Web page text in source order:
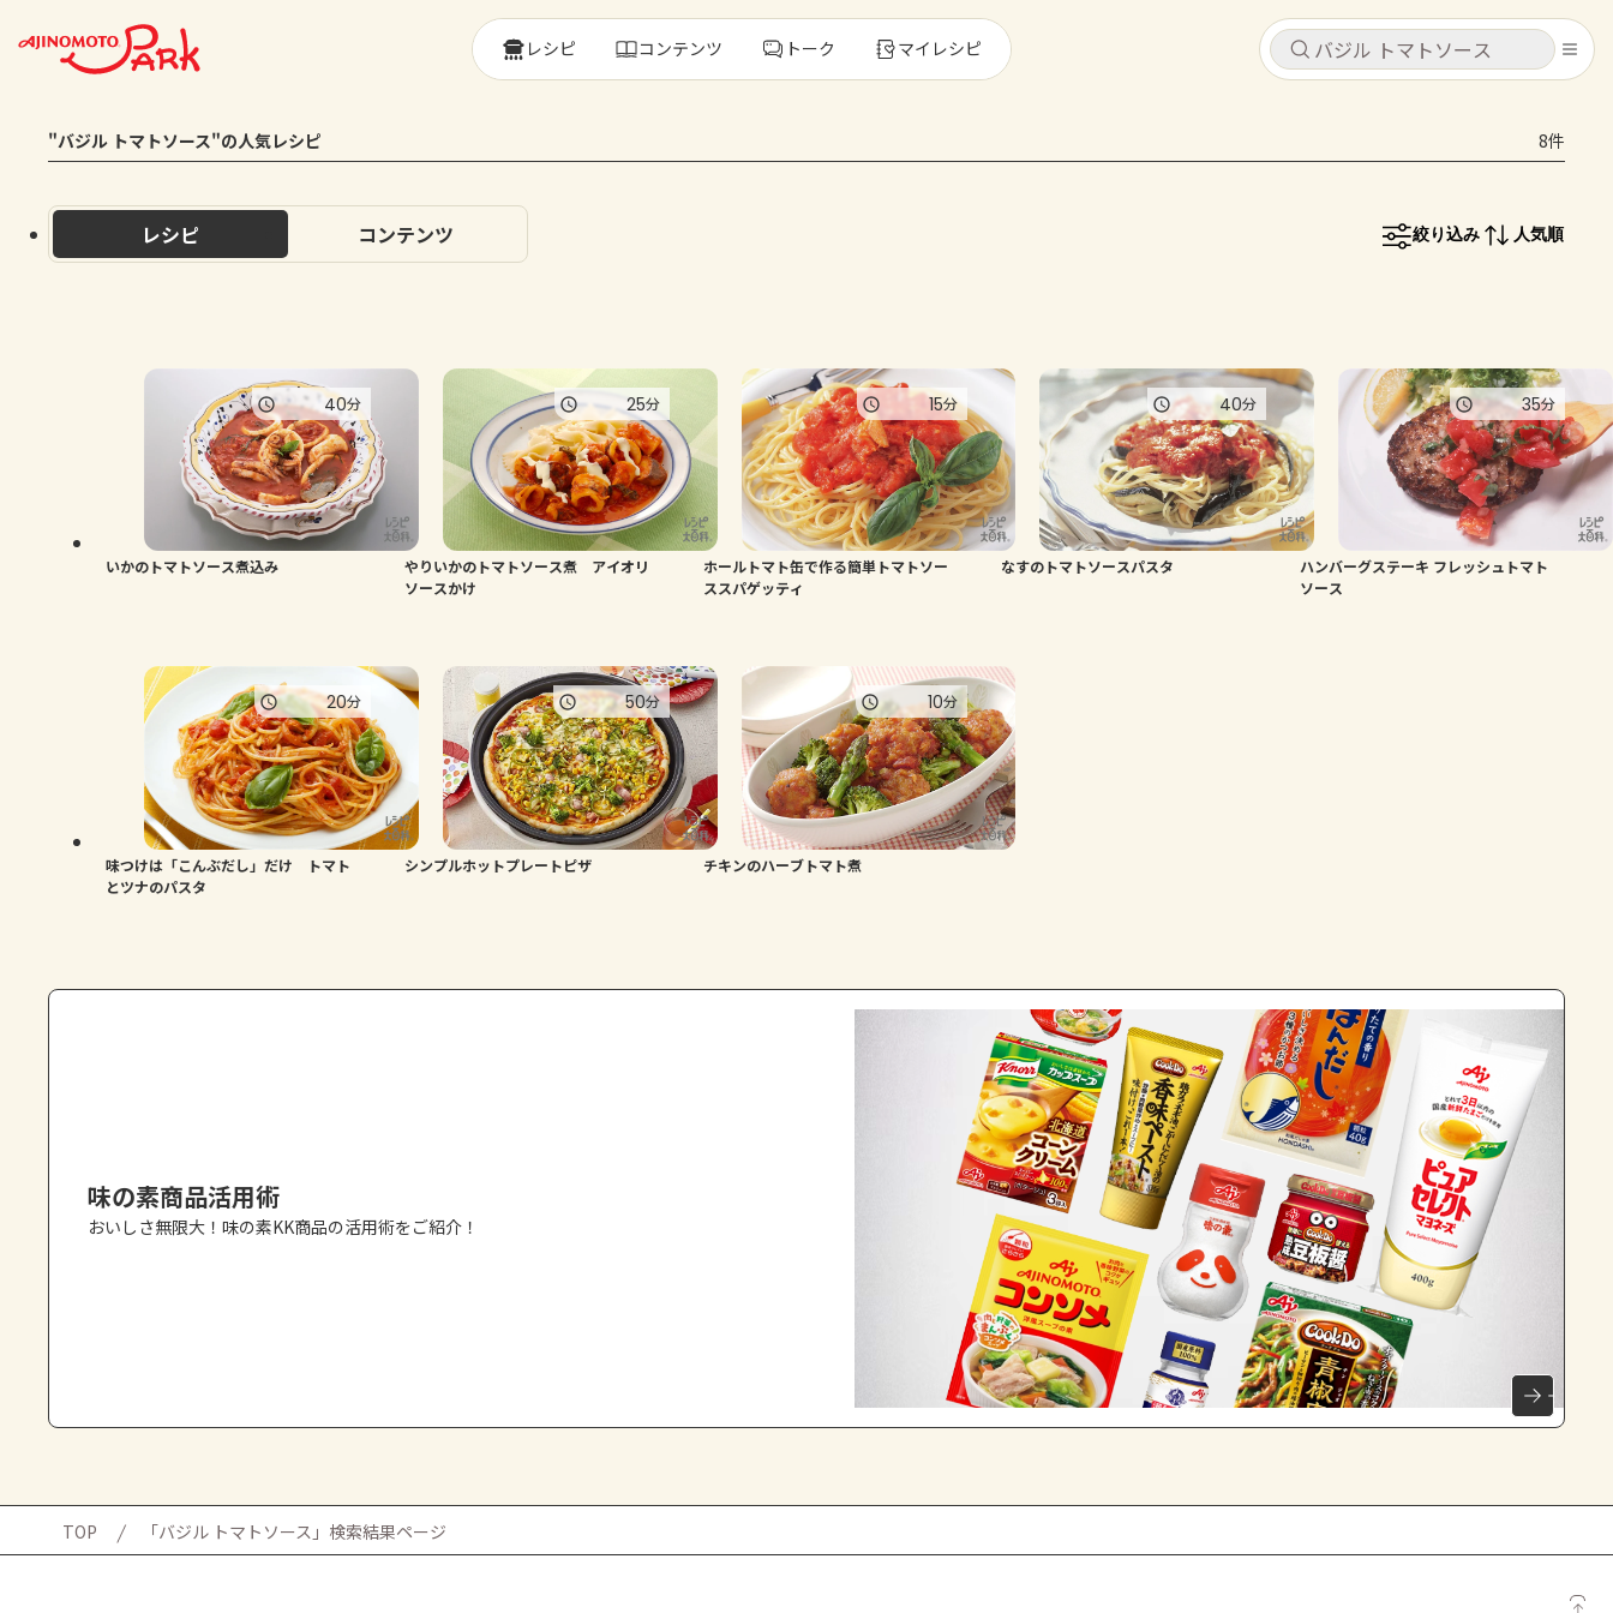
キャンセル
ログインするとレシピを保存できます
コンテンツ
レシピ
トーク
よくあるお問い合わせ
キャンセル
レシピ コンテンツ
レシピ コンテンツ トーク マイレシピ
"バジル トマトソース"の人気レシピ 8件
レシピ コンテンツ 絞り込み 人気順
いかのトマトソース煮込み
40分
やりいかのトマトソース煮 アイオリ
ソースかけ
25分
ホールトマト缶で作る簡単トマトソー
ススパゲッティ
15分
なすのトマトソースパスタ
40分
ハンバーグステーキ フレッシュトマト
ソース
35分
味つけは「こんぶだし」だけ トマト
とツナのパスタ
20分
シンプルホットプレートピザ
50分
チキンのハーブトマト煮
10分
味の素商品活用術
おいしさ無限大！味の素KK商品の活用術をご紹介！
TOP 「バジル トマトソース」検索結果ページ